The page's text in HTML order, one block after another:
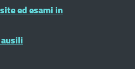
ed esami in